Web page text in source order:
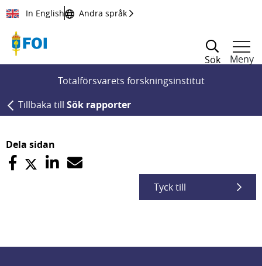
Till innehållet
In English Andra språk
Sök
Meny
Totalförsvarets forskningsinstitut
Tillbaka till Sök rapporter
Dela sidan
Tyck till